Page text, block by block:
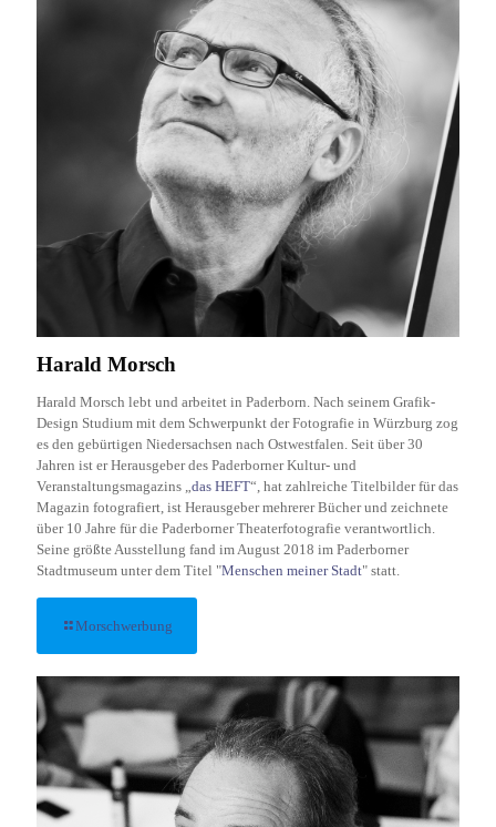
Harald Morsch
Harald Morsch lebt und arbeitet in Paderborn. Nach seinem Grafik-
Design Studium mit dem Schwerpunkt der Fotografie in Würzburg zog
es den gebürtigen Niedersachsen nach Ostwestfalen. Seit über 30
Jahren ist er Herausgeber des Paderborner Kultur- und
Veranstaltungsmagazins „ das HEFT“, hat zahlreiche Titelbilder für das
Magazin fotografiert, ist Herausgeber mehrerer Bücher und zeichnete
über 10 Jahre für die Paderborner Theaterfotografie verantwortlich.
Seine größte Ausstellung fand im August 2018 im Paderborner
Stadtmuseum unter dem Titel "Menschen meiner Stadt" statt.
Morschwerbung